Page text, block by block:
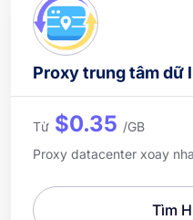
Proxy trung tâm dữ
Từ $0.35 /GB
Proxy datacenter xoay
Tìm